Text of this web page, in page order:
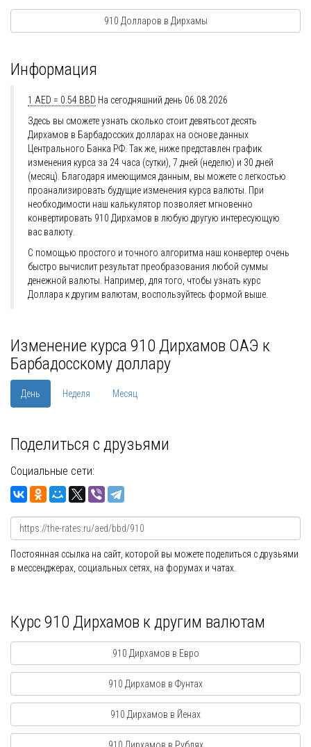
910 Долларов в Дирхамы
Информация
1 AED = 0.54 BBD На сегодняшний день 06.08.2026
Здесь вы сможете узнать сколько стоит девятьсот десять
Дирхамов в Барбадосских долларах на основе данных
Центрального Банка РФ. Так же, ниже представлен график
изменения курса за 24 часа (сутки), 7 дней (неделю) и 30 дней
(месяц). Благодаря имеющимся данным, вы можете с легкостью
проанализировать будущие изменения курса валюты. При
необходимости наш калькулятор позволяет мгновенно
конвертировать 910 Дирхамов в любую другую интересующую
вас валюту.
С помощью простого и точного алгоритма наш конвертер очень
быстро вычислит результат преобразования любой суммы
денежной валюты. Например, для того, чтобы узнать курс
Доллара к другим валютам, воспользуйтесь формой выше.
Изменение курса 910 Дирхамов ОАЭ к
Барбадосскому доллару
День Неделя Месяц
Поделиться с друзьями
Социальные сети:
Постоянная ссылка на сайт, которой вы можете поделиться с друзьями
в мессенджерах, социальных сетях, на форумах и чатах.
Курс 910 Дирхамов к другим валютам
910 Дирхамов в Евро
910 Дирхамов в Фунтах
910 Дирхамов в Йенах